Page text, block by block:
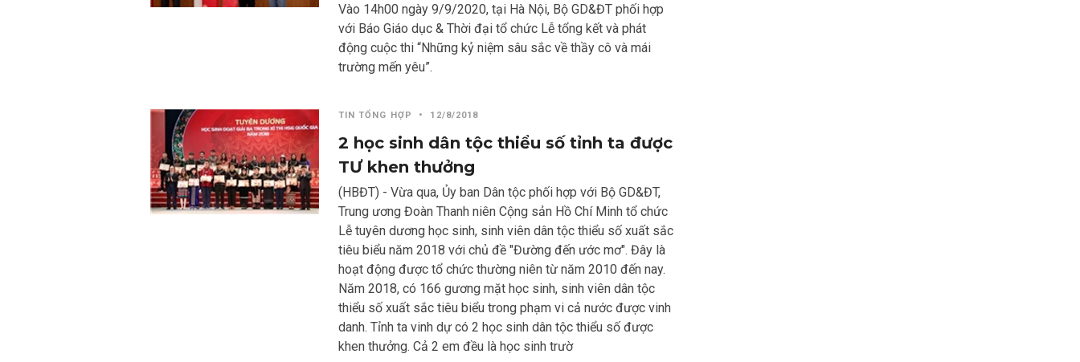
Vào 14h00 ngày 9/9/2020, tại Hà Nội, Bộ GD&ĐT phối hợp
với Báo Giáo dục & Thời đại tổ chức Lễ tổng kết và phát
động cuộc thi “Những kỷ niệm sâu sắc về thầy cô và mái
trường mến yêu”.
TIN TỔNG HỢP • 12/8/2018
2 học sinh dân tộc thiểu số tỉnh ta được
TƯ khen thưởng
(HBĐT) - Vừa qua, Ủy ban Dân tộc phối hợp với Bộ GD&ĐT,
Trung ương Đoàn Thanh niên Cộng sản Hồ Chí Minh tổ chức
Lễ tuyên dương học sinh, sinh viên dân tộc thiểu số xuất sắc
tiêu biểu năm 2018 với chủ đề "Đường đến ước mơ". Đây là
hoạt động được tổ chức thường niên từ năm 2010 đến nay.
Năm 2018, có 166 gương mặt học sinh, sinh viên dân tộc
thiểu số xuất sắc tiêu biểu trong phạm vi cả nước được vinh
danh. Tỉnh ta vinh dự có 2 học sinh dân tộc thiểu số được
khen thưởng. Cả 2 em đều là học sinh trườ